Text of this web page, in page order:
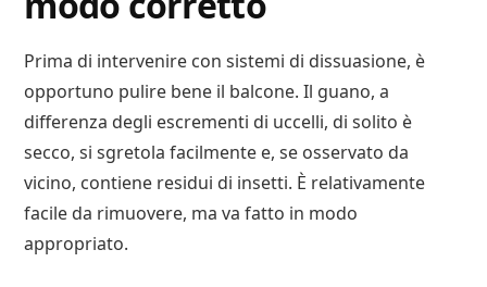
Prima di intervenire con sistemi di dissuasione, è
opportuno pulire bene il balcone. Il guano, a
differenza degli escrementi di uccelli, di solito è
secco, si sgretola facilmente e, se osservato da
vicino, contiene residui di insetti. È relativamente
facile da rimuovere, ma va fatto in modo
appropriato.